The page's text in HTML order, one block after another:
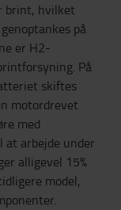
brint, hvilket
på
er H2-
På
skiftes
motordrevet
med
at arbejde under
alligevel 15%
model,